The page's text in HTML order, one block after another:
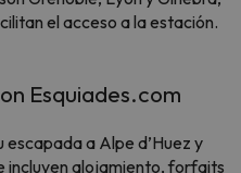
el acceso a la estación.
Esquiades.com
a Alpe d’Huez y
incluyen alojamiento, forfaits